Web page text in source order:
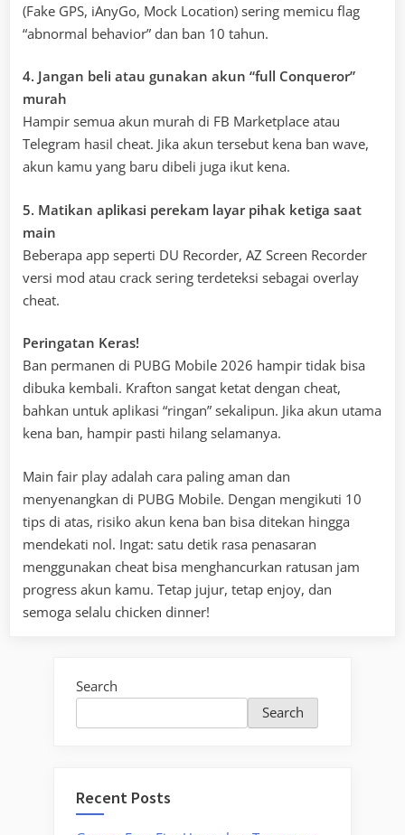
(Fake GPS, iAnyGo, Mock Location) sering memicu flag
“abnormal behavior” dan ban 10 tahun.
4. Jangan beli atau gunakan akun “full Conqueror”
murah
Hampir semua akun murah di FB Marketplace atau
Telegram hasil cheat. Jika akun tersebut kena ban wave,
akun kamu yang baru dibeli juga ikut kena.
5. Matikan aplikasi perekam layar pihak ketiga saat
main
Beberapa app seperti DU Recorder, AZ Screen Recorder
versi mod atau crack sering terdeteksi sebagai overlay
cheat.
Peringatan Keras!
Ban permanen di PUBG Mobile 2026 hampir tidak bisa
dibuka kembali. Krafton sangat ketat dengan cheat,
bahkan untuk aplikasi “ringan” sekalipun. Jika akun utama
kena ban, hampir pasti hilang selamanya.
Main fair play adalah cara paling aman dan
menyenangkan di PUBG Mobile. Dengan mengikuti 10
tips di atas, risiko akun kena ban bisa ditekan hingga
mendekati nol. Ingat: satu detik rasa penasaran
menggunakan cheat bisa menghancurkan ratusan jam
progress akun kamu. Tetap jujur, tetap enjoy, dan
semoga selalu chicken dinner!
Search
Search
Recent Posts